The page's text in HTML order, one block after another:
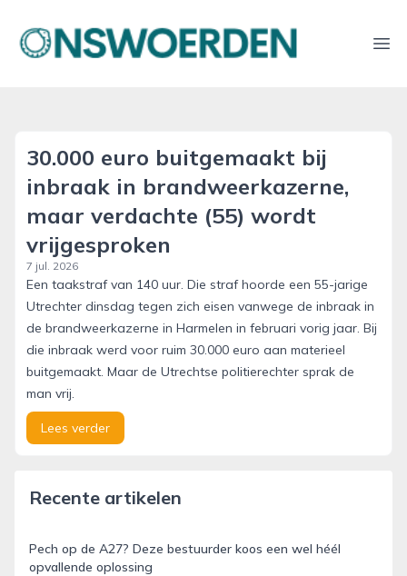
onswoerden.nl
30.000 euro buitgemaakt bij
inbraak in brandweerkazerne,
maar verdachte (55) wordt
vrijgesproken
7 jul. 2026
Een taakstraf van 140 uur. Die straf hoorde een 55-jarige
Utrechter dinsdag tegen zich eisen vanwege de inbraak in
de brandweerkazerne in Harmelen in februari vorig jaar. Bij
die inbraak werd voor ruim 30.000 euro aan materieel
buitgemaakt. Maar de Utrechtse politierechter sprak de
man vrij.
Lees verder
Recente artikelen
Pech op de A27? Deze bestuurder koos een wel héél
opvallende oplossing